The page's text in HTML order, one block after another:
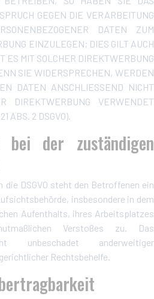
GEGEN DIE VERARBEITUNG
DATEN ZUM
EINZULEGEN; DIES GILT AUCH
ES MIT SOLCHER DIREKTWERBUNG
SIE WIDERSPRECHEN, WERDEN
DATEN ANSCHLIESSEND NICHT
DIREKTWERBUNG VERWENDET
ABS. 2 DSGVO).
bei der zuständigen
die DSGVO steht den Betroffenen ein
insbesondere in dem
Aufenthalts, ihres Arbeitsplatzes
Verstoßes zu. Das
unbeschadet anderweitiger
Rechtsbehelfe.